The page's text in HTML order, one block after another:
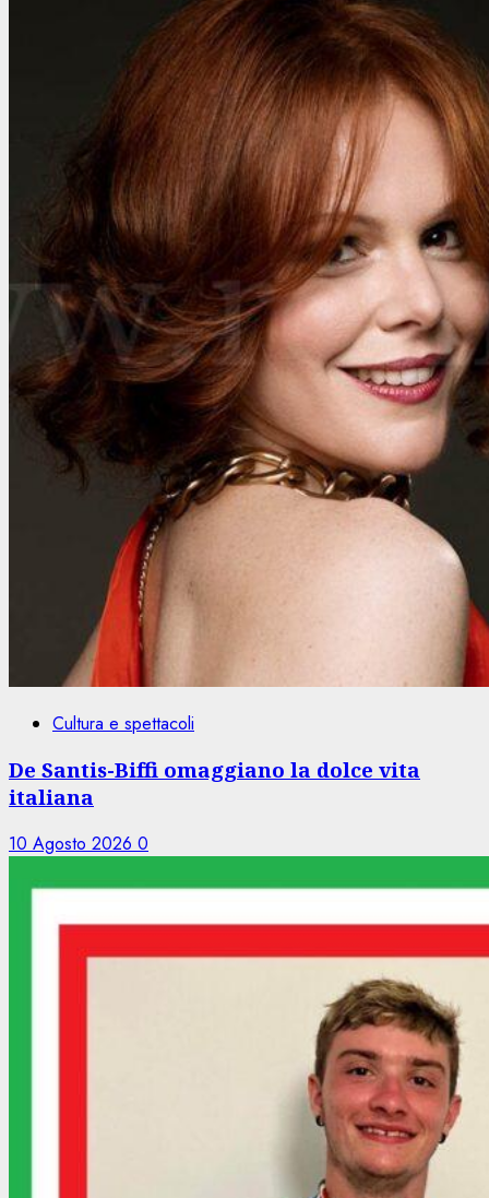
Cultura e spettacoli
De Santis-Biffi omaggiano la dolce vita
italiana
10 Agosto 2026 0